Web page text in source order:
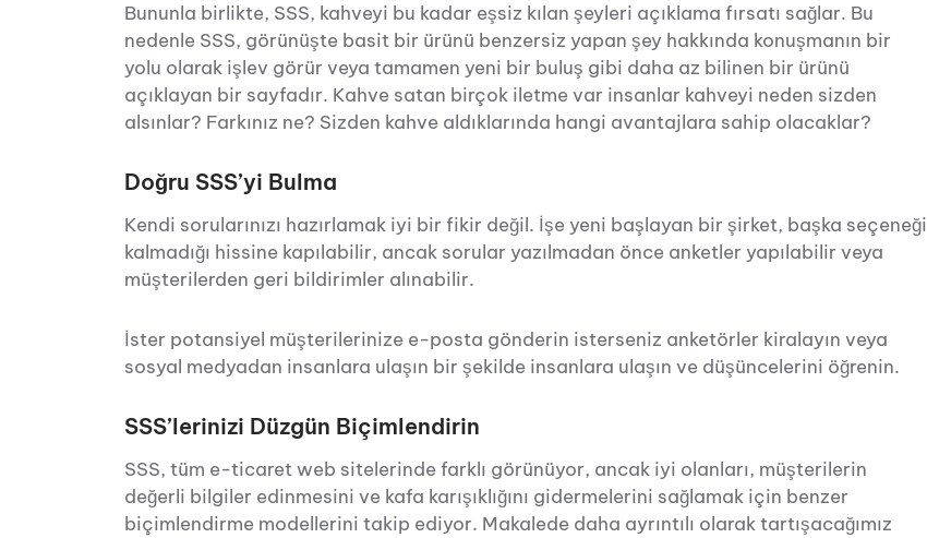
Bununla birlikte, SSS, kahveyi bu kadar eşsiz kılan şeyleri açıklama fırsatı sağlar. Bu
nedenle SSS, görünüşte basit bir ürünü benzersiz yapan şey hakkında konuşmanın bir
yolu olarak işlev görür veya tamamen yeni bir buluş gibi daha az bilinen bir ürünü
açıklayan bir sayfadır. Kahve satan birçok iletme var insanlar kahveyi neden sizden
alsınlar? Farkınız ne? Sizden kahve aldıklarında hangi avantajlara sahip olacaklar?
Doğru SSS’yi Bulma
Kendi sorularınızı hazırlamak iyi bir fikir değil. İşe yeni başlayan bir şirket, başka seçeneği
kalmadığı hissine kapılabilir, ancak sorular yazılmadan önce anketler yapılabilir veya
müşterilerden geri bildirimler alınabilir.
İster potansiyel müşterilerinize e-posta gönderin isterseniz anketörler kiralayın veya
sosyal medyadan insanlara ulaşın bir şekilde insanlara ulaşın ve düşüncelerini öğrenin.
SSS’lerinizi Düzgün Biçimlendirin
SSS, tüm e-ticaret web sitelerinde farklı görünüyor, ancak iyi olanları, müşterilerin
değerli bilgiler edinmesini ve kafa karışıklığını gidermelerini sağlamak için benzer
biçimlendirme modellerini takip ediyor. Makalede daha ayrıntılı olarak tartışacağımız